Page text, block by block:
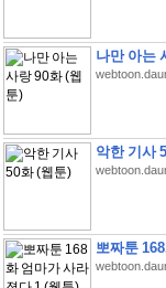
나만 아는
악한 기사
뽀짜툰